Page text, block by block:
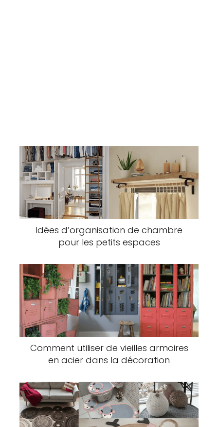
Idées d’organisation de chambre
pour les petits espaces
Comment utiliser de vieilles armoires
en acier dans la décoration